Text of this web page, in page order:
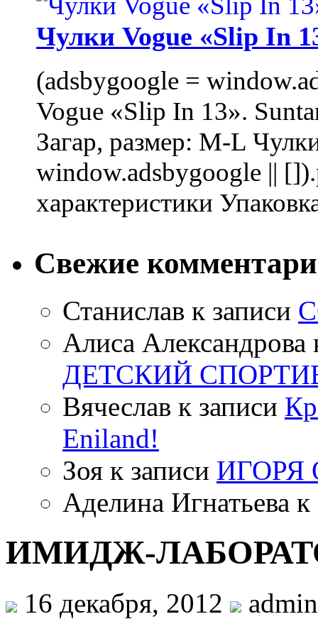
Чулки Vogue «Slip In
(adsbygoogle =
Vogue «Slip In 13».
Загар, размер: M-L
window.adsbygoogle ||
характеристики
Свежие
Станислав к записи
Алиса Александрова
ДЕТСКИЙ
Вячеслав к записи
Eniland!
Зоя к записи ИГОРЯ
Аделина Игнатьева к
ИМИДЖ-
16 декабря, 2012 admin